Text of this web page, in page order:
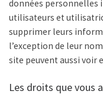
données personnelles
utilisateurs et
supprimer leurs
l’exception de leur
site peuvent aussi voir
Les droits que vous